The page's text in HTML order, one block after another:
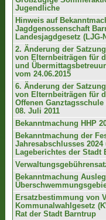
Jugendliche
Hinweis auf
Jagdgenossenschaft
Landesjagdgesetz (LJG-
2. Änderung der
von Elternbeiträgen für
und
vom 24.06.2015
6. Änderung der
von Elternbeiträgen für
Offenen
08. Juli 2011
Bekanntmachung HHP
Bekanntmachung der
Jahresabschlusses 2024
Lageberichtes der Stadt
Bekanntmachung
Ersatzbestimmung von
Kommunalwahlgesetz
Rat der Stadt Barntrup